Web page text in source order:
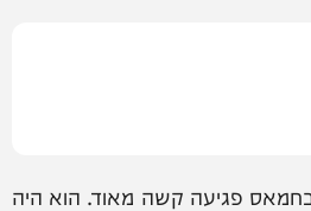
בחמאס פגיעה קשה מאוד. הוא היה